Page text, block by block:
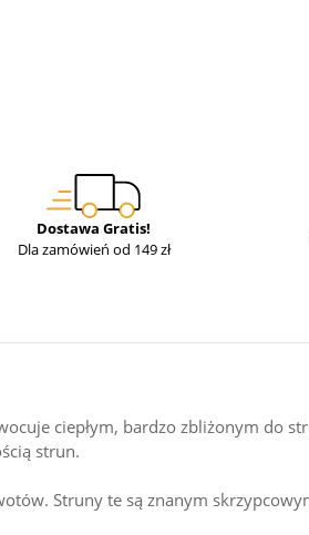
Dostawa Gratis!
Dla zamówień od 149 zł
ciepłym, bardzo zbliżonym do
strun.
Struny te są znanym